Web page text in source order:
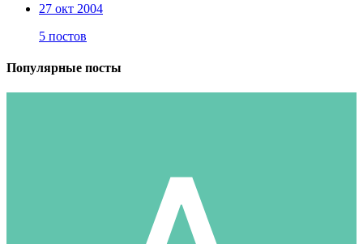
27 окт 2004
5 постов
Популярные посты